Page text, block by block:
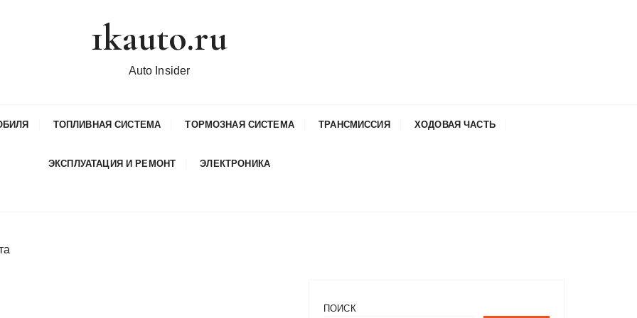
1kauto.ru
Auto Insider
ТОПЛИВНАЯ СИСТЕМА ТОРМОЗНАЯ СИСТЕМА ТРАНСМИССИЯ ХОДОВАЯ ЧАСТЬ
ЭКСПЛУАТАЦИЯ И РЕМОНТ ЭЛЕКТРОНИКА
ПОИСК